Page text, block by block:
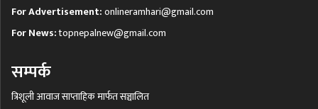
For Advertisement:onlineramhari@gmail.com
For News:topnepalnew@gmail.com
सम्पर्क
त्रिशूली आवाज साप्ताहिक मार्फत सञ्चालित